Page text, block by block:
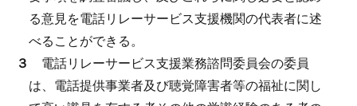
る意見を電話リレーサービス支援機関の代表者に述
べることができる。
３ 電話リレーサービス支援業務諮問委員会の委員
は、電話提供事業者及び聴覚障害者等の福祉に関し